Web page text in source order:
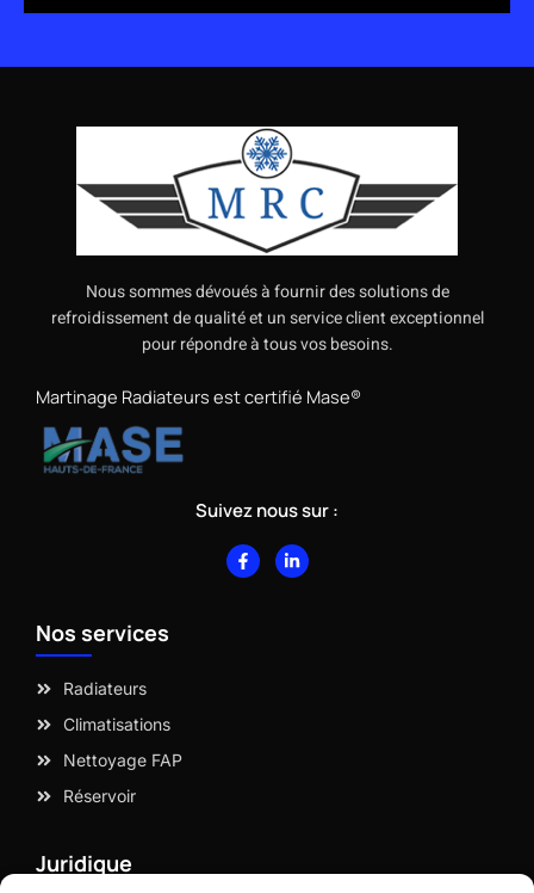
Nous sommes dévoués à fournir des solutions de
refroidissement de qualité et un service client exceptionnel
pour répondre à tous vos besoins.
Martinage Radiateurs est certifié Mase®
Suivez nous sur :
F
a
c
L
i
n
Nos services
Radiateurs
Climatisations
Nettoyage FAP
Réservoir
Juridique